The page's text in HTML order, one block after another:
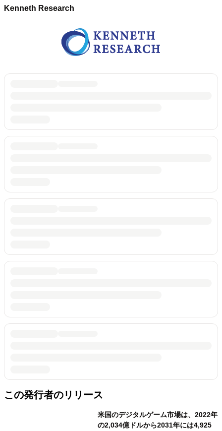
Kenneth Research
この発行者のリリース
米国のデジタルゲーム市場は、2022年
の2,034億ドルから2031年には4,925